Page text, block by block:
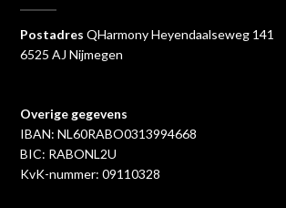
Postadres QHarmony Heyendaalseweg 141
6525 AJ Nijmegen
Overige gegevens
IBAN: NL60RABO0313994668
BIC: RABONL2U
KvK-nummer: 09110328